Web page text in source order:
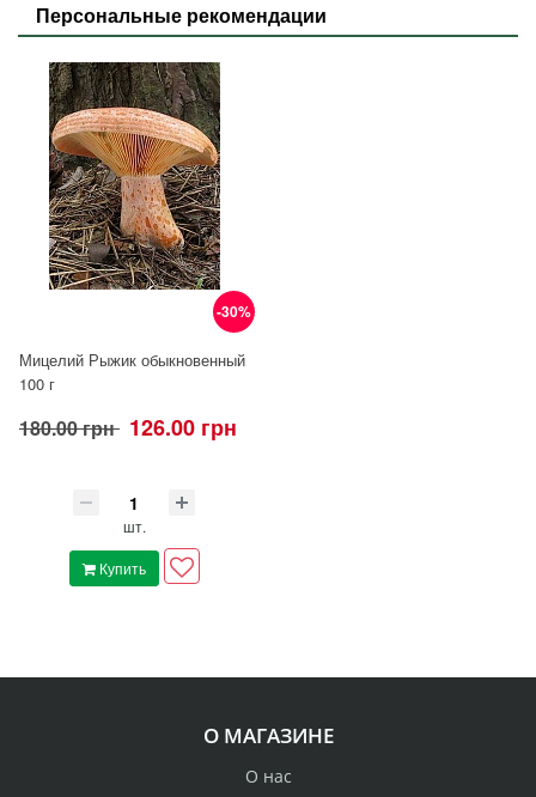
Персональные рекомендации
-30%
Мицелий Рыжик обыкновенный
100 г
180.00 грн 126.00 грн
шт.
Купить
О МАГАЗИНЕ
О нас